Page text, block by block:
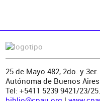
25 de Mayo 482, 2do. y
Autónoma de Buenos Aires
Tel: +5411 5239 9421/23/